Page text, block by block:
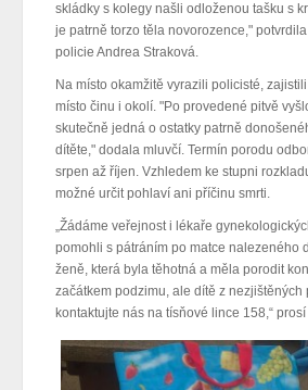
skládky s kolegy našli odloženou tašku s
je patrně torzo těla novorozence,"
policie Andrea Straková.
Na místo okamžitě vyrazili policisté,
místo činu i okolí. "Po provedené pitvě
skutečně jedná o ostatky patrně
dítěte," dodala mluvčí. Termín porodu
srpen až říjen. Vzhledem ke stupni
možné určit pohlaví ani příčinu smrti.
„Žádáme veřejnost i lékaře
pomohli s pátráním po matce nalezeného
ženě, která byla těhotná a měla porodit
začátkem podzimu, ale dítě z nezjištěných
kontaktujte nás na tísňové lince 158,“